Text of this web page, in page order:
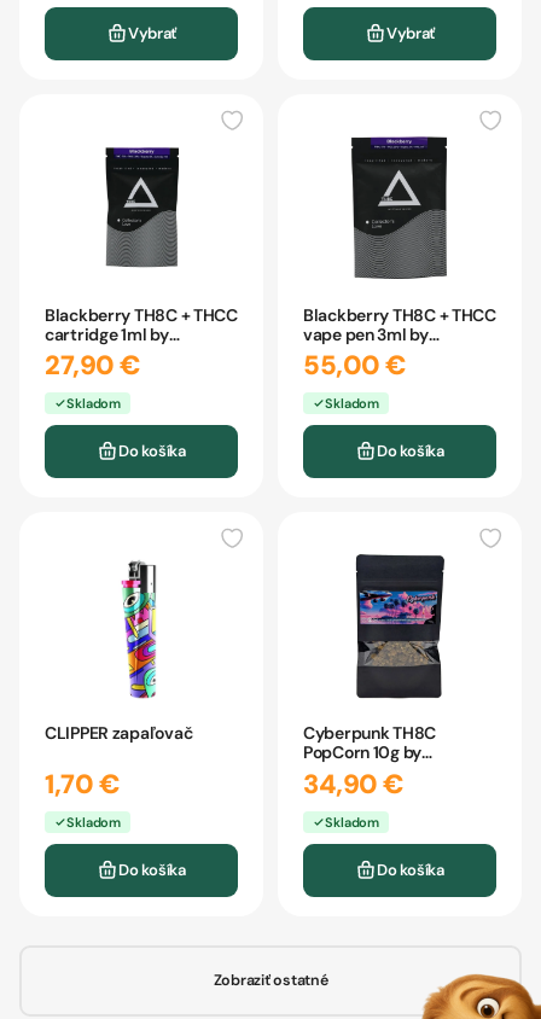
Vybrať Vybrať
Blackberry TH8C + THCC
cartridge 1ml by
CBDpredajňa
27,90 €
Skladom
Do košíka
Blackberry TH8C + THCC
vape pen 3ml by
CBDpredajňa
55,00 €
Skladom
Do košíka
CLIPPER zapaľovač
1,70 €
Skladom
Do košíka
Cyberpunk TH8C
PopCorn 10g by
CBDpredajňa
34,90 €
Skladom
Do košíka
Zobraziť ostatné